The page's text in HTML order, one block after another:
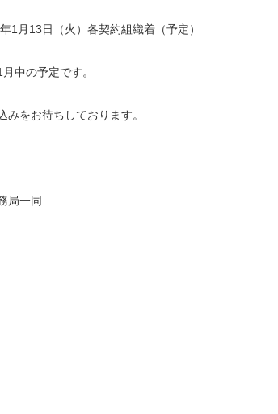
1月13日（火）各契約組織着（予定）
中の予定です。
をお待ちしております。
局一同